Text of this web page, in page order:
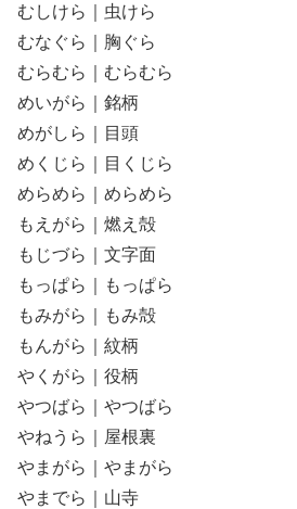
むしけら｜虫けら
むなぐら｜胸ぐら
むらむら｜むらむら
めいがら｜銘柄
めがしら｜目頭
めくじら｜目くじら
めらめら｜めらめら
もえがら｜燃え殻
もじづら｜文字面
もっぱら｜もっぱら
もみがら｜もみ殻
もんがら｜紋柄
やくがら｜役柄
やつばら｜やつばら
やねうら｜屋根裏
やまがら｜やまがら
やまでら｜山寺